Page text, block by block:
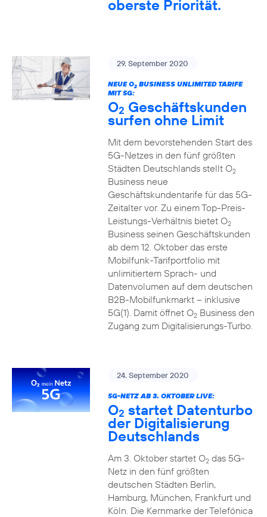
oberste Priorität.
29. September 2020
NEUE O2BUSINESS UNLIMITED TARIFE
MIT 5G:
O2 Geschäftskunden
surfen ohne Limit
Mit dem bevorstehenden Start des
5G-Netzes in den fünf größten
Städten Deutschlands stellt O2
Business neue
Geschäftskundentarife für das 5G-
Zeitalter vor. Zu einem Top-Preis-
Leistungs-Verhältnis bietet O2
Business seinen Geschäftskunden
ab dem 12. Oktober das erste
Mobilfunk-Tarifportfolio mit
unlimitiertem Sprach- und
Datenvolumen auf dem deutschen
B2B-Mobilfunkmarkt – inklusive
5G(1). Damit öffnet O2Business den
Zugang zum Digitalisierungs-Turbo.
24. September 2020
5G-NETZ AB 3. OKTOBER LIVE:
O2 startet Datenturbo
der Digitalisierung
Deutschlands
Am 3. Oktober startet O2das 5G-
Netz in den fünf größten
deutschen Städten Berlin,
Hamburg, München, Frankfurt und
Köln. Die Kernmarke der Telefónica